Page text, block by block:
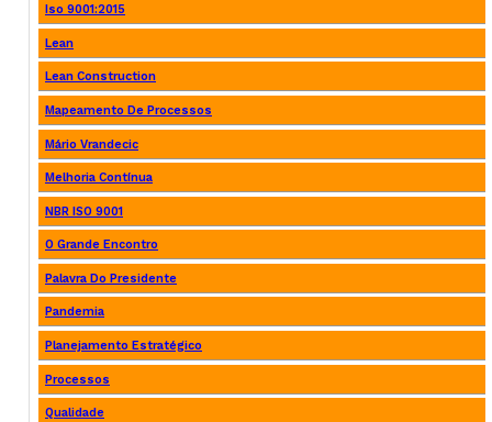
Iso 9001:2015
Lean
Lean Construction
Mapeamento De Processos
Mário Vrandecic
Melhoria Contínua
NBR ISO 9001
O Grande Encontro
Palavra Do Presidente
Pandemia
Planejamento Estratégico
Processos
Qualidade